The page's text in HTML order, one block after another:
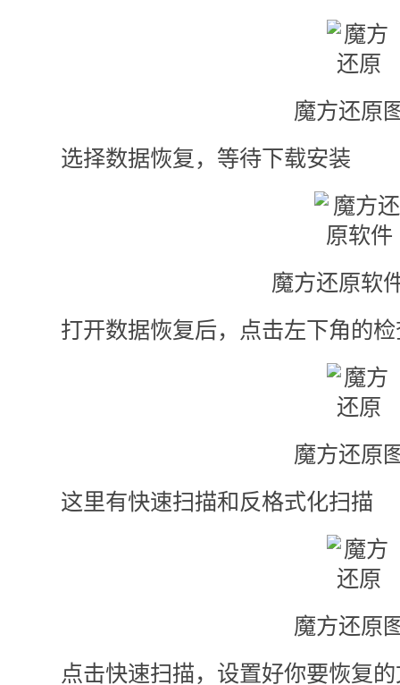
魔方还原
选择数据恢复，等待下载安装
魔方还原软
打开数据恢复后，点击左下角的
魔方还原
这里有快速扫描和反格式化扫描
魔方还原
点击快速扫描，设置好你要恢复